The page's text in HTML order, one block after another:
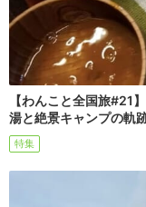
【わんこと全国旅#21
湯と絶景キャンプの軌
特集